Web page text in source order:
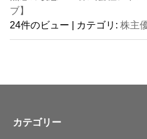
ブ】
24件のビュー | カテゴリ:株主
カテゴリー